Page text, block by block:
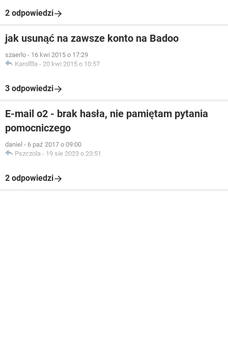
2 odpowiedzi
jak usunąć na zawsze konto na Badoo
szaerlo - 16 kwi 2015 o 17:29
Karolllla - 20 kwi 2015 o 10:57
3 odpowiedzi
E-mail o2 - brak hasła, nie pamiętam pytania
pomocniczego
daniel - 6 paź 2017 o 09:00
Pszczola - 19 sie 2023 o 23:51
2 odpowiedzi